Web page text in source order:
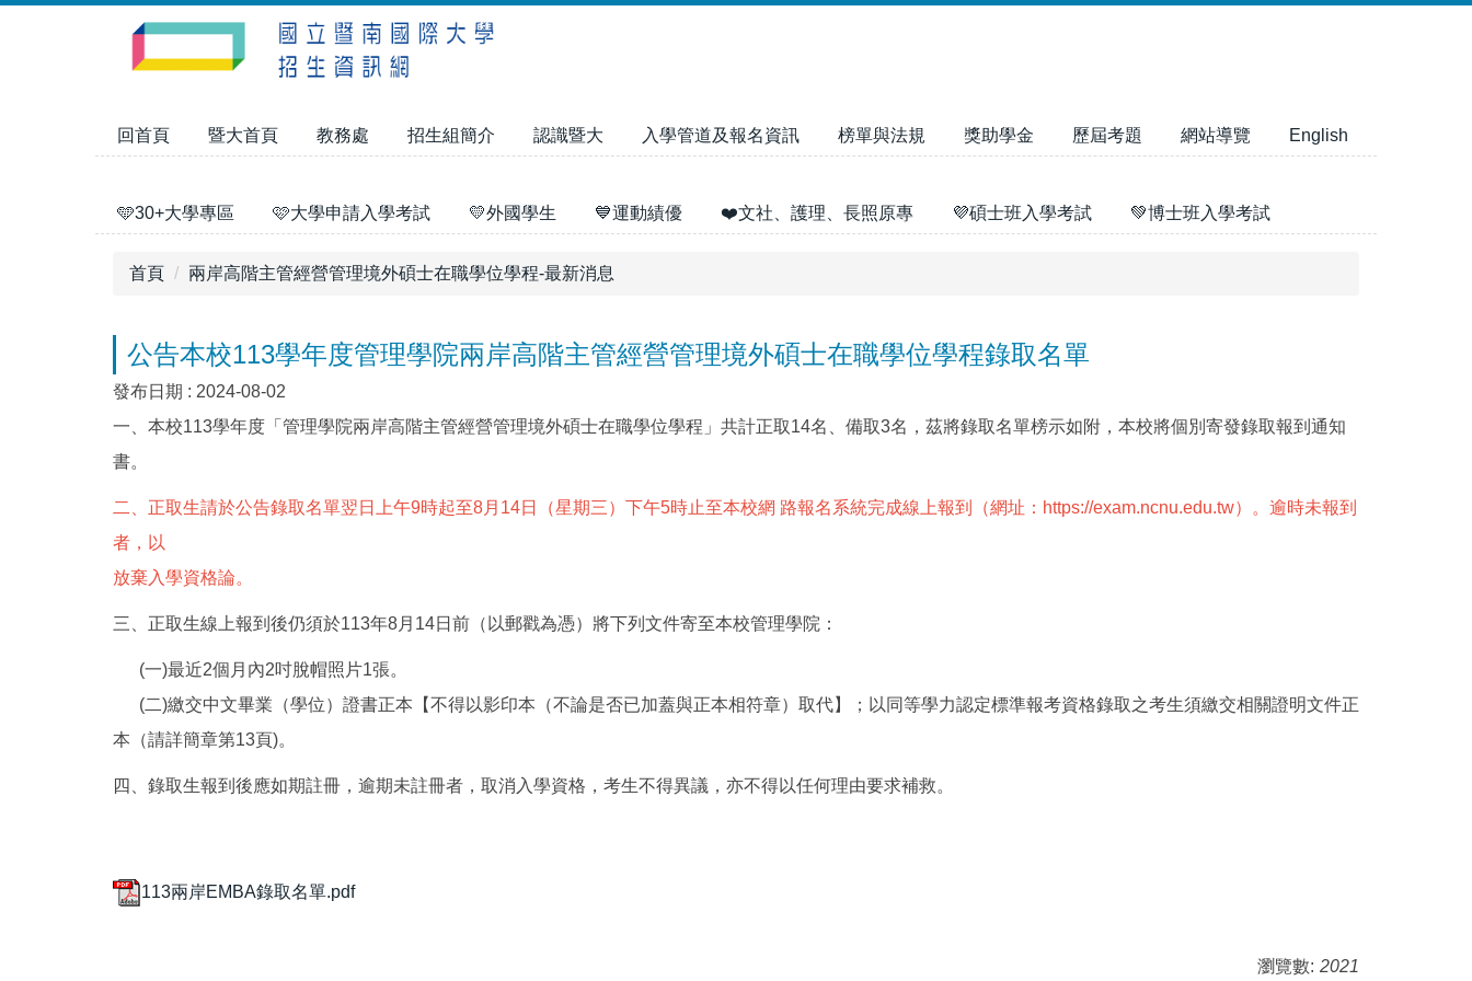
回首頁 暨大首頁 教務處 招生組簡介 認識暨大 入學管道及報名資訊 榜單與法規 獎助學金 歷屆考題 網站導覽 English
🩵30+大學專區 🩷大學申請入學考試 💛外國學生 💙運動績優 ❤️文社、護理、長照原專 💜碩士班入學考試 💚博士班入學考試
首頁 兩岸高階主管經營管理境外碩士在職學位學程-最新消息
公告本校113學年度管理學院兩岸高階主管經營管理境外碩士在職學位學程錄取名單
發布日期 : 2024-08-02
一、本校113學年度「管理學院兩岸高階主管經營管理境外碩士在職學位學程」共計正取14名、備取3名，茲將錄取名單榜示如附，本校將個別寄發錄取報到通知
書。
二、 正取生請於公告錄取名單翌日上午9時起至8月14日（星期三）下午5時止至本校網 路報名系統完成線上報到（網址：https://exam.ncnu.edu.tw）。逾時未報到
者，以
放棄入學資格論。
三、正取生線上報到後仍須於113年8月14日前（以郵戳為憑）將下列文件寄至本校管理學院：
(一)最近2個月內2吋脫帽照片1張。
(二)繳交中文畢業（學位）證書正本【不得以影印本（不論是否已加蓋與正本相符章）取代】；以同等學力認定標準報考資格錄取之考生須繳交相關證明文件正
本（請詳簡章第13頁)。
四、錄取生報到後應如期註冊，逾期未註冊者，取消入學資格，考生不得異議，亦不得以任何理由要求補救。
113兩岸EMBA錄取名單.pdf
瀏覽數: 2021